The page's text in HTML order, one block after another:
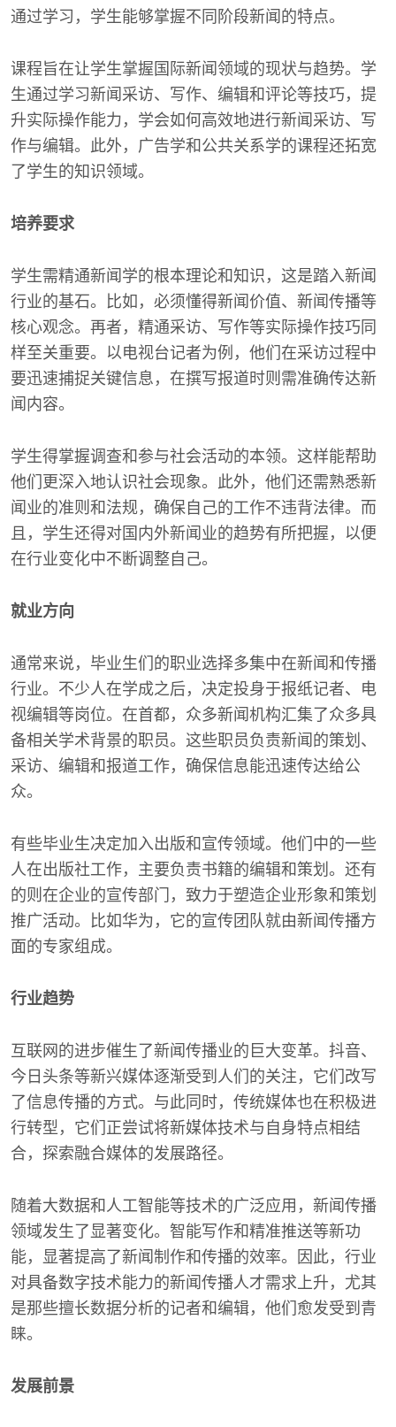
通过学习，学生能够掌握不同阶段新闻的特点。
课程旨在让学生掌握国际新闻领域的现状与趋势。学
生通过学习新闻采访、写作、编辑和评论等技巧，提
升实际操作能力，学会如何高效地进行新闻采访、写
作与编辑。此外，广告学和公共关系学的课程还拓宽
了学生的知识领域。
培养要求
学生需精通新闻学的根本理论和知识，这是踏入新闻
行业的基石。比如，必须懂得新闻价值、新闻传播等
核心观念。再者，精通采访、写作等实际操作技巧同
样至关重要。以电视台记者为例，他们在采访过程中
要迅速捕捉关键信息，在撰写报道时则需准确传达新
闻内容。
学生得掌握调查和参与社会活动的本领。这样能帮助
他们更深入地认识社会现象。此外，他们还需熟悉新
闻业的准则和法规，确保自己的工作不违背法律。而
且，学生还得对国内外新闻业的趋势有所把握，以便
在行业变化中不断调整自己。
就业方向
通常来说，毕业生们的职业选择多集中在新闻和传播
行业。不少人在学成之后，决定投身于报纸记者、电
视编辑等岗位。在首都，众多新闻机构汇集了众多具
备相关学术背景的职员。这些职员负责新闻的策划、
采访、编辑和报道工作，确保信息能迅速传达给公
众。
有些毕业生决定加入出版和宣传领域。他们中的一些
人在出版社工作，主要负责书籍的编辑和策划。还有
的则在企业的宣传部门，致力于塑造企业形象和策划
推广活动。比如华为，它的宣传团队就由新闻传播方
面的专家组成。
行业趋势
互联网的进步催生了新闻传播业的巨大变革。抖音、
今日头条等新兴媒体逐渐受到人们的关注，它们改写
了信息传播的方式。与此同时，传统媒体也在积极进
行转型，它们正尝试将新媒体技术与自身特点相结
合，探索融合媒体的发展路径。
随着大数据和人工智能等技术的广泛应用，新闻传播
领域发生了显著变化。智能写作和精准推送等新功
能，显著提高了新闻制作和传播的效率。因此，行业
对具备数字技术能力的新闻传播人才需求上升，尤其
是那些擅长数据分析的记者和编辑，他们愈发受到青
睐。
发展前景